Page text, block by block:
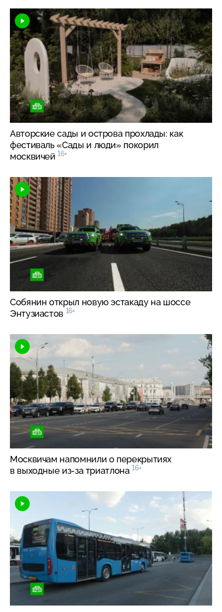
Авторские сады и острова прохлады: как
фестиваль «Сады и люди» покорил
москвичей 16+
Собянин открыл новую эстакаду на шоссе
Энтузиастов 16+
Москвичам напомнили о перекрытиях
в выходные из-за триатлона 16+